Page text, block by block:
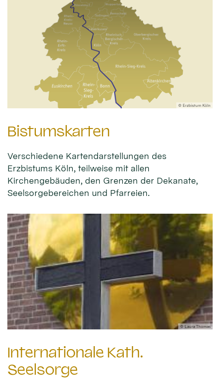
© Erzbistum Köln
Bistumskarten
Verschiedene Kartendarstellungen des
Erzbistums Köln, teilweise mit allen
Kirchengebäuden, den Grenzen der Dekanate,
Seelsorgebereichen und Pfarreien.
© Laura Thomas
Internationale Kath.
Seelsorge